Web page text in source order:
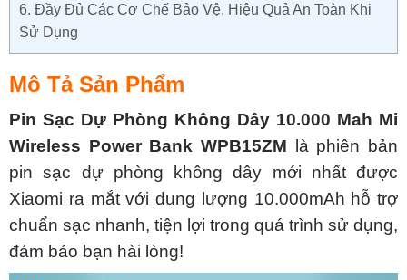
6. Đầy Đủ Các Cơ Chế Bảo Vệ, Hiệu Quả An Toàn Khi
Sử Dụng
Mô Tả Sản Phẩm
Pin Sạc Dự Phòng Không Dây 10.000 Mah Mi
Wireless Power Bank WPB15ZM
là phiên bản
pin sạc dự phòng không dây mới nhất được
Xiaomi ra mắt với dung lượng 10.000mAh hỗ trợ
chuẩn sạc nhanh, tiện lợi trong quá trình sử dụng,
đảm bảo bạn hài lòng!